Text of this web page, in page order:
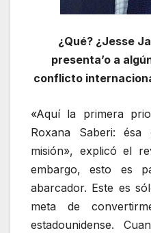
¿Qué? ¿Jesse
presenta’o a
conflicto
«Aquí la primera
Roxana Saberi:
misión», explicó el
embargo, esto es
abarcador. Este es
meta de
estadounidense.